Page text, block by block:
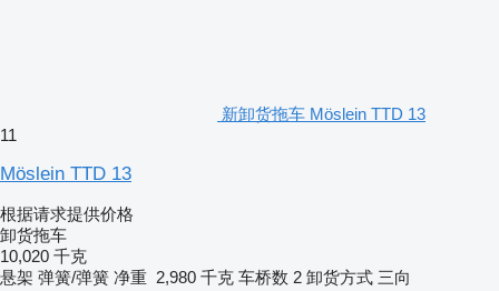
新卸货拖车 Möslein TTD 13
11
Möslein TTD 13
根据请求提供价格
卸货拖车
10,020 千克
悬架 弹簧/弹簧 净重 2,980 千克 车桥数 2 卸货方式 三向